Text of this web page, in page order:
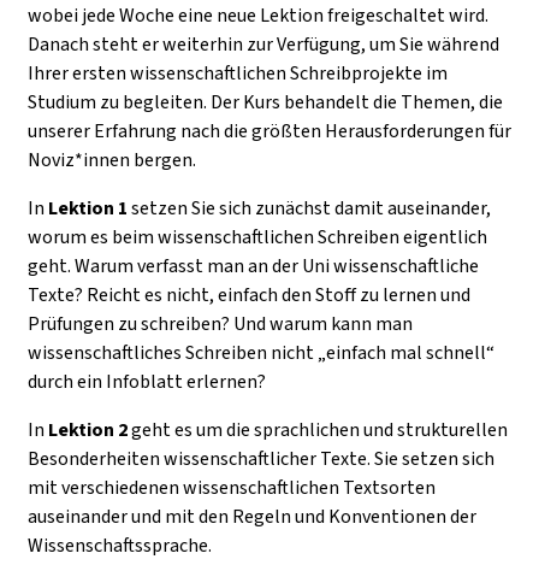
wobei jede Woche eine neue Lektion freigeschaltet wird.
Danach steht er weiterhin zur Verfügung, um Sie während
Ihrer ersten wissenschaftlichen Schreibprojekte im
Studium zu begleiten. Der Kurs behandelt die Themen, die
unserer Erfahrung nach die größten Herausforderungen für
Noviz*innen bergen.
In Lektion 1setzen Sie sich zunächst damit auseinander,
worum es beim wissenschaftlichen Schreiben eigentlich
geht. Warum verfasst man an der Uni wissenschaftliche
Texte? Reicht es nicht, einfach den Stoff zu lernen und
Prüfungen zu schreiben? Und warum kann man
wissenschaftliches Schreiben nicht „einfach mal schnell“
durch ein Infoblatt erlernen?
In Lektion 2geht es um die sprachlichen und strukturellen
Besonderheiten wissenschaftlicher Texte. Sie setzen sich
mit verschiedenen wissenschaftlichen Textsorten
auseinander und mit den Regeln und Konventionen der
Wissenschaftssprache.